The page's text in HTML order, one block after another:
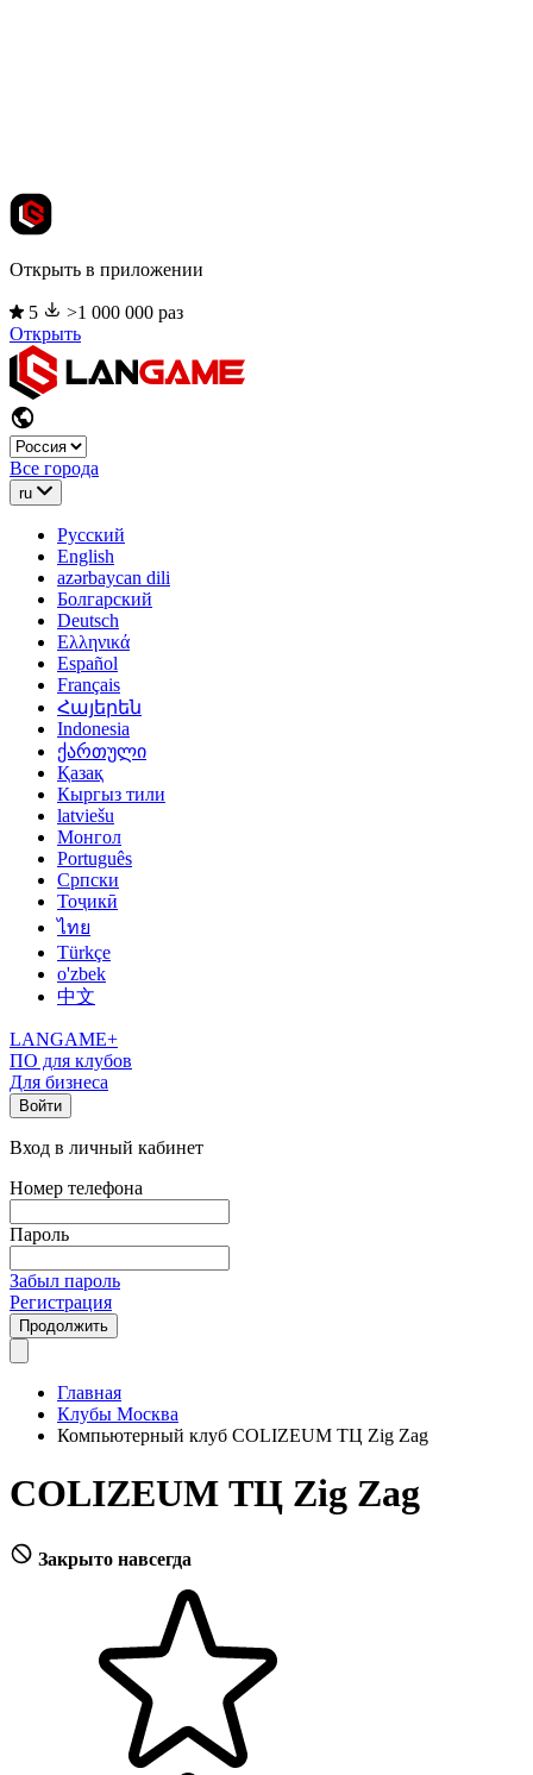
Открыть в приложении
5
>1 000 000 раз
Открыть
Все города
ru
Русский
English
azərbaycan dili
Болгарский
Deutsch
Ελληνικά
Español
Français
Հայերեն
Indonesia
ქართული
Қазақ
Кыргыз тили
latviešu
Монгол
Português
Српски
Тоҷикӣ
ไทย
Türkçe
o'zbek
中文
LANGAME+
ПО для клубов
Для бизнеса
Войти
Вход в личный кабинет
Номер телефона
Пароль
Забыл пароль
Регистрация
Продолжить
Главная
Клубы Москва
Компьютерный клуб COLIZEUM ТЦ Zig Zag
COLIZEUM ТЦ Zig Zag
Закрыто навсегда